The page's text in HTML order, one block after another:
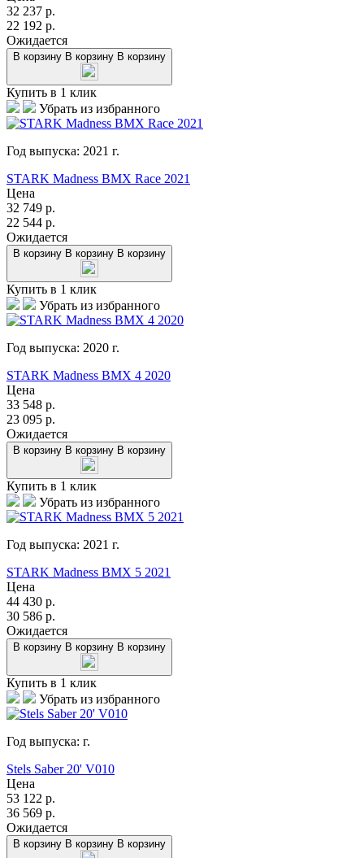
32 237 р.
22 192 р.
Ожидается
В корзину В корзину В корзину
Купить в 1 клик
Убрать из избранного
Год выпуска: 2021 г.
STARK Madness BMX Race 2021
Цена
32 749 р.
22 544 р.
Ожидается
В корзину В корзину В корзину
Купить в 1 клик
Убрать из избранного
Год выпуска: 2020 г.
STARK Madness BMX 4 2020
Цена
33 548 р.
23 095 р.
Ожидается
В корзину В корзину В корзину
Купить в 1 клик
Убрать из избранного
Год выпуска: 2021 г.
STARK Madness BMX 5 2021
Цена
44 430 р.
30 586 р.
Ожидается
В корзину В корзину В корзину
Купить в 1 клик
Убрать из избранного
Год выпуска: г.
Stels Saber 20' V010
Цена
53 122 р.
36 569 р.
Ожидается
В корзину В корзину В корзину